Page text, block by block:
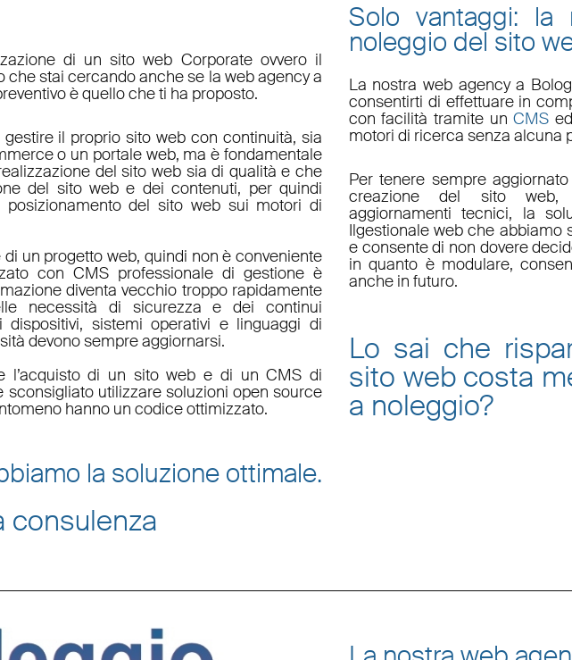
di un sito web Corporate ovvero il
che stai cercando anche se la web agency a
è quello che ti ha proposto.
il proprio sito web con continuità, sia
o un portale web, ma è fondamentale
del sito web sia di qualità e che
del sito web e dei contenuti, per quindi
posizionamento del sito web sui motori di
un progetto web, quindi non è conveniente
con CMS professionale di gestione è
diventa vecchio troppo rapidamente
necessità di sicurezza e dei continui
sistemi operativi e linguaggi di
devono sempre aggiornarsi.
l’acquisto di un sito web e di un CMS di
utilizzare soluzioni open source
hanno un codice ottimizzato.
la soluzione ottimale.
consulenza
Solo vantaggi:
noleggio del sito
La nostraweb agency a
consentirti di effettuare in
con facilità tramite unCMS
motori di ricerca senza alcuna
Per tenere sempre
creazione del sito web,
aggiornamenti tecnici, la
Ilgestionale webche abbiamo
e consente di non dovere
in quanto è modulare,
anche in futuro.
Lo sai che
sito webcosta
a noleggio?